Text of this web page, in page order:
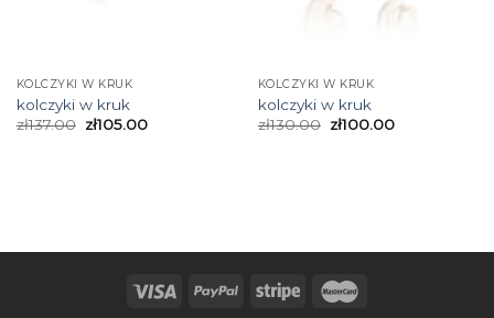
KOLCZYKI W KRUK
kolczyki w kruk
zł137.00 zł105.00
KOLCZYKI W KRUK
kolczyki w kruk
zł130.00 zł100.00